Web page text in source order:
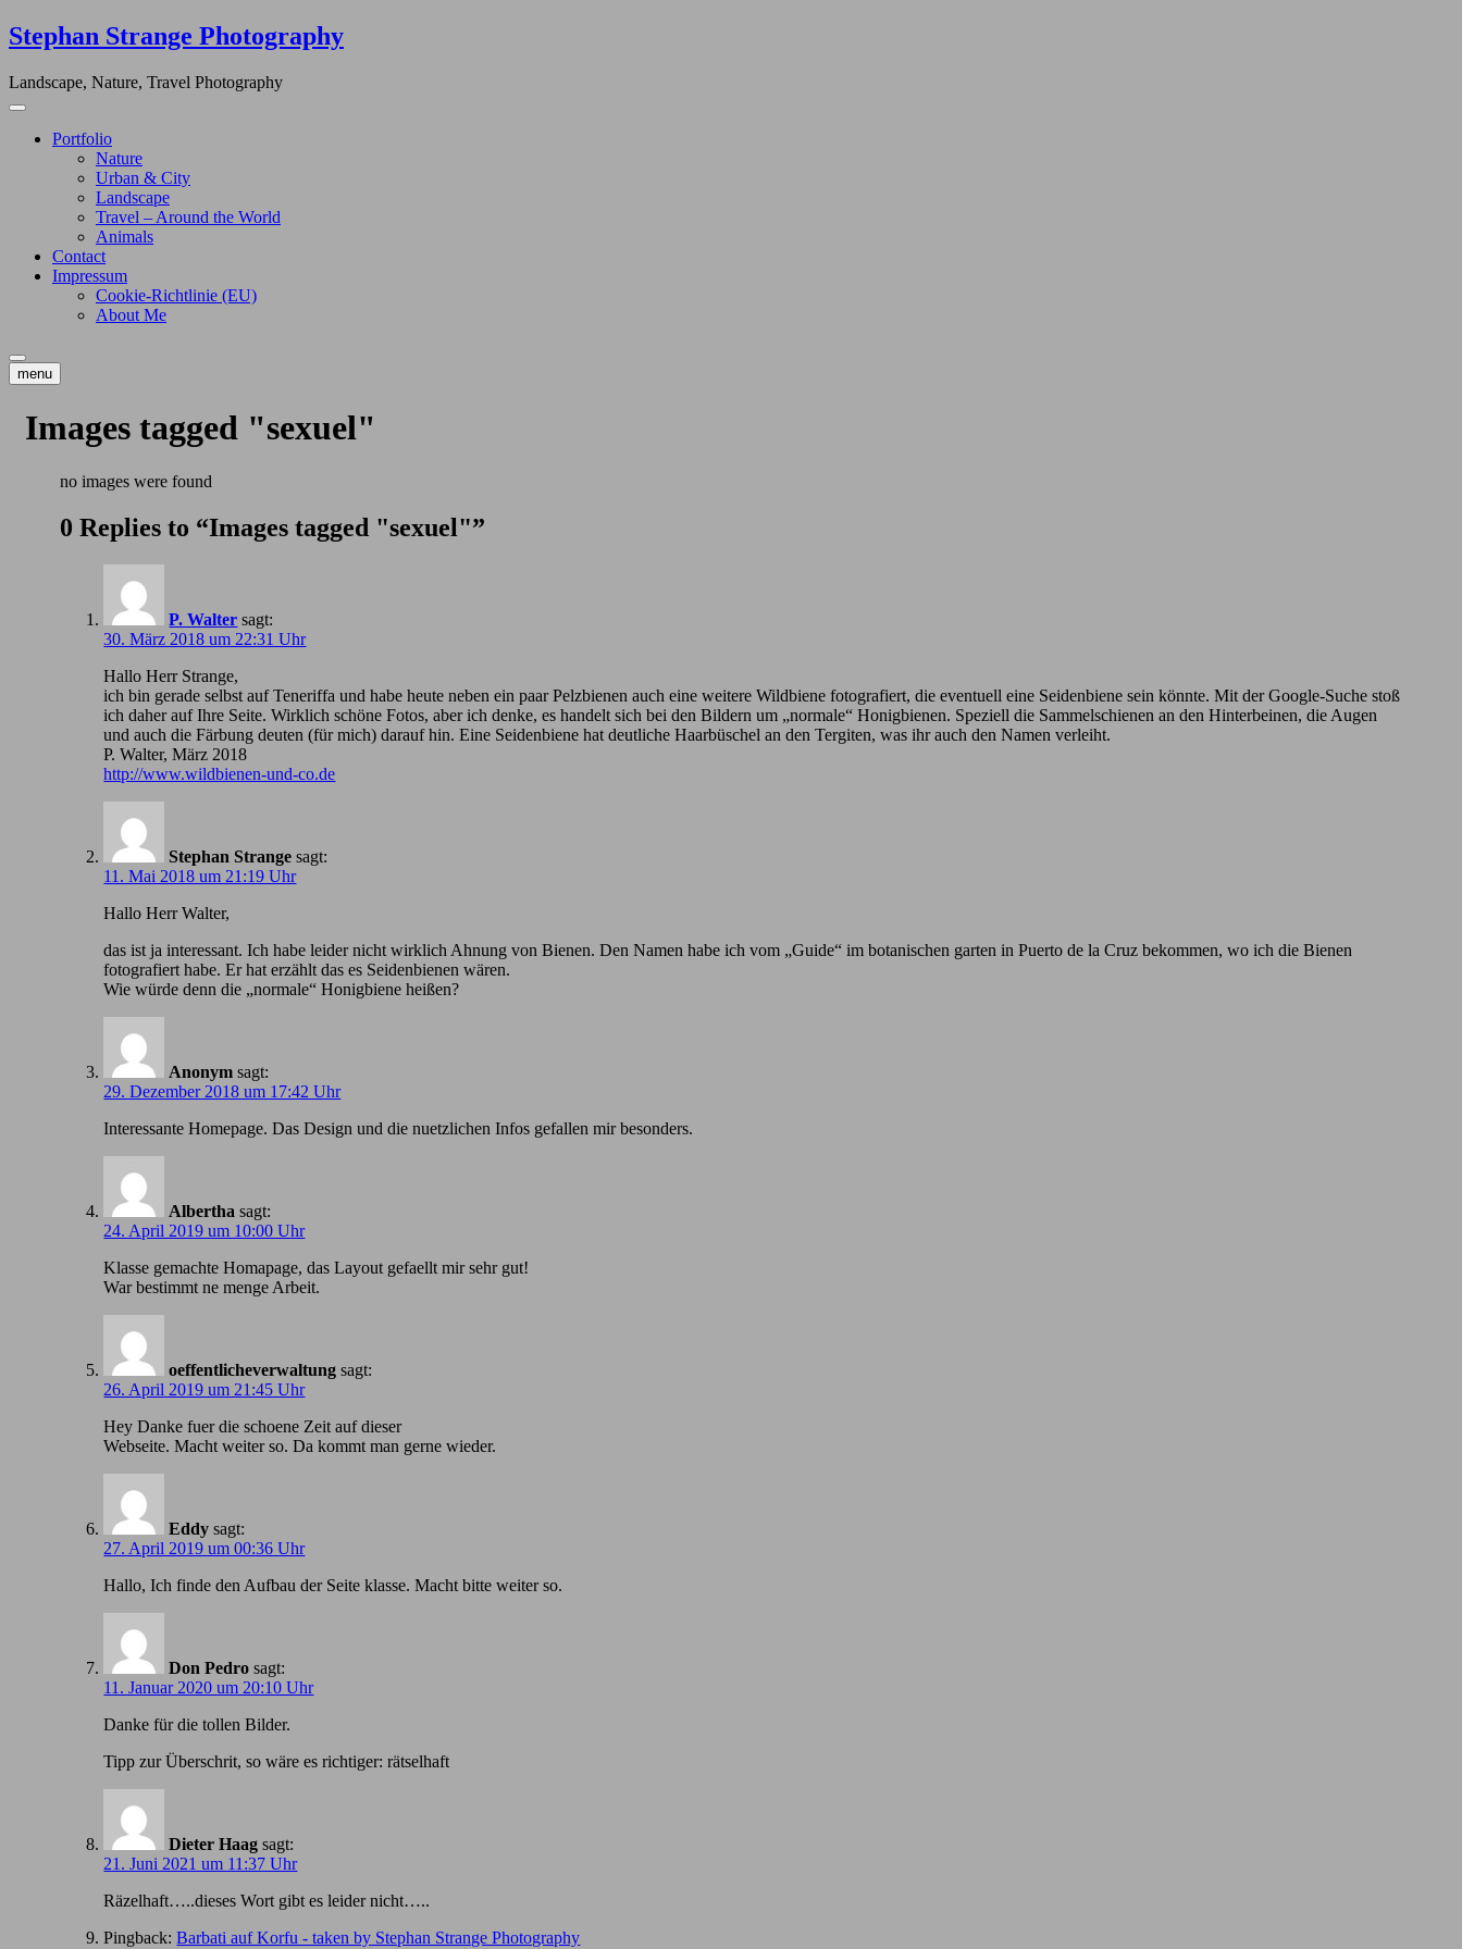
Skip
to
Stephan Strange Photography
Landscape, Nature, Travel Photography
Portfolio
Nature
Urban & City
Landscape
Travel – Around the World
Animals
Contact
Impressum
Cookie-Richtlinie (EU)
About Me
menu
Images tagged "sexuel"
no images were found
0 Replies to “Images tagged "sexuel"”
P. Walter sagt:
30. März 2018 um 22:31 Uhr
Hallo Herr Strange,
ich bin gerade selbst auf Teneriffa und habe heute neben ein paar Pelzbienen auch eine weitere Wildbiene fotografiert, die eventuell eine Seidenbiene sein könnte. Mit der Google-Suche stoß
ich daher auf Ihre Seite. Wirklich schöne Fotos, aber ich denke, es handelt sich bei den Bildern um „normale“ Honigbienen. Speziell die Sammelschienen an den Hinterbeinen, die Augen
und auch die Färbung deuten (für mich) darauf hin. Eine Seidenbiene hat deutliche Haarbüschel an den Tergiten, was ihr auch den Namen verleiht.
P. Walter, März 2018
http://www.wildbienen-und-co.de
Stephan Strange sagt:
11. Mai 2018 um 21:19 Uhr
Hallo Herr Walter,
das ist ja interessant. Ich habe leider nicht wirklich Ahnung von Bienen. Den Namen habe ich vom „Guide“ im botanischen garten in Puerto de la Cruz bekommen, wo ich die Bienen
fotografiert habe. Er hat erzählt das es Seidenbienen wären.
Wie würde denn die „normale“ Honigbiene heißen?
Anonym sagt:
29. Dezember 2018 um 17:42 Uhr
Іnteressante Homepage. Das Design und die nuetzlichen Infos gefallen mir besonders.
Albertha sagt:
24. April 2019 um 10:00 Uhr
Klasse gemachte Homapage, das Layout gefaellt mir sehr gut!
War bestimmt ne menge Arbeit.
oeffentlicheverwaltung sagt:
26. April 2019 um 21:45 Uhr
Hey Danke fuer die schoene Zeit auf dieser
Webseite. Macht weiter so. Da kommt man gerne wieder.
Eddy sagt:
27. April 2019 um 00:36 Uhr
Hallo, Ich finde den Aufbau der Seite klasse. Macht bitte weiter so.
Don Pedro sagt:
11. Januar 2020 um 20:10 Uhr
Danke für die tollen Bilder.
Tipp zur Überschrit, so wäre es richtiger: rätselhaft
Dieter Haag sagt:
21. Juni 2021 um 11:37 Uhr
Räzelhaft…..dieses Wort gibt es leider nicht…..
Pingback:Barbati auf Korfu - taken by Stephan Strange Photography